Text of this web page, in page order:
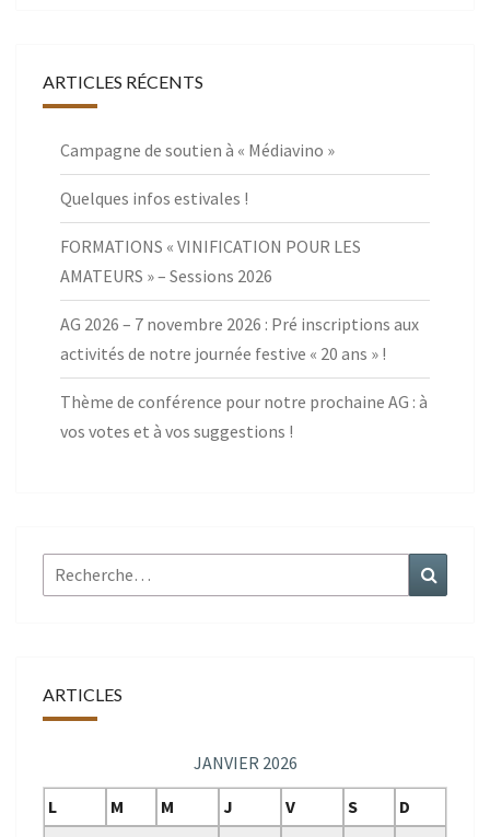
ARTICLES RÉCENTS
Campagne de soutien à « Médiavino »
Quelques infos estivales !
FORMATIONS « VINIFICATION POUR LES
AMATEURS » – Sessions 2026
AG 2026 – 7 novembre 2026 : Pré inscriptions aux
activités de notre journée festive « 20 ans » !
Thème de conférence pour notre prochaine AG : à
vos votes et à vos suggestions !
Rechercher :
ARTICLES
JANVIER 2026
L
M M J V S
D